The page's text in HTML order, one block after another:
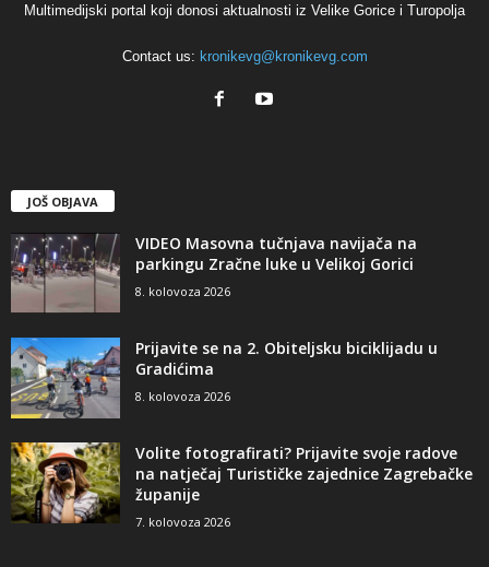
Multimedijski portal koji donosi aktualnosti iz Velike Gorice i Turopolja
Contact us: kronikevg@kronikevg.com
JOŠ OBJAVA
VIDEO Masovna tučnjava navijača na
parkingu Zračne luke u Velikoj Gorici
8. kolovoza 2026
Prijavite se na 2. Obiteljsku biciklijadu u
Gradićima
8. kolovoza 2026
Volite fotografirati? Prijavite svoje radove
na natječaj Turističke zajednice Zagrebačke
županije
7. kolovoza 2026